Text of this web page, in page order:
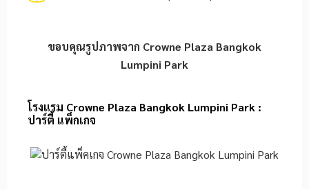
ขอบคุณรูปภาพจาก Crowne Plaza Bangkok
Lumpini Park
โรงแรม Crowne Plaza Bangkok Lumpini Park :
ปาร์ตี้ แพ็กเกจ